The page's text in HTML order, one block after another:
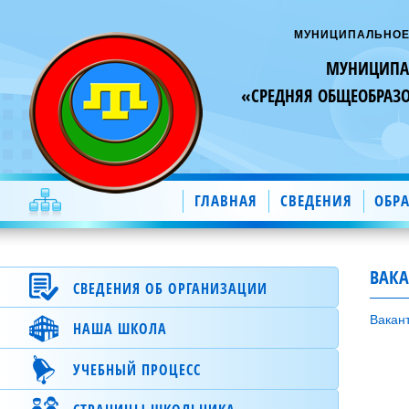
«СРЕДНЯЯ
ГЛАВНАЯ СВЕДЕНИЯ
СВЕДЕНИЯ ОБ ОРГАНИЗАЦИИ
Специальный раздел
Основные сведения.
Структура и органы управления
образовательной организацией.
НАША ШКОЛА
О школе.
Новости школы.
УЧЕБНЫЙ ПРОЦЕСС